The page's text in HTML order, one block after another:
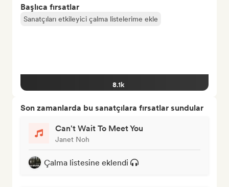
Başlıca fırsatlar
Sanatçıları etkileyici çalma listelerime ekle
8.1k
Son zamanlarda bu sanatçılara fırsatlar sundular
Can't Wait To Meet You
Janet Noh
Çalma listesine eklendi